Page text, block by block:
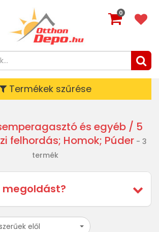
0
Termékek szűrése
és egyéb / 5
felhordás; Homok; Púder - 3
termék
megoldást?
elől